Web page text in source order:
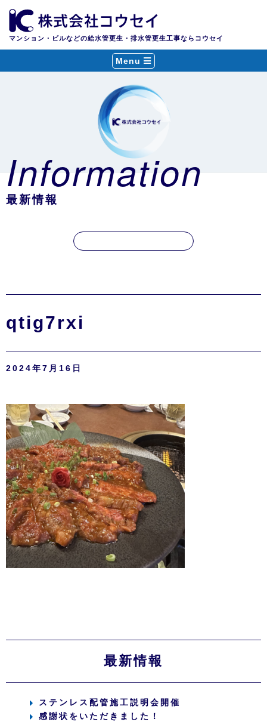
マンション・ビルなどの給水管更生・排水管更生工事ならコウセイ
Menu
Information
最新情報
qtig7rxi
2024年7月16日
最新情報
ステンレス配管施工説明会開催
感謝状をいただきました！